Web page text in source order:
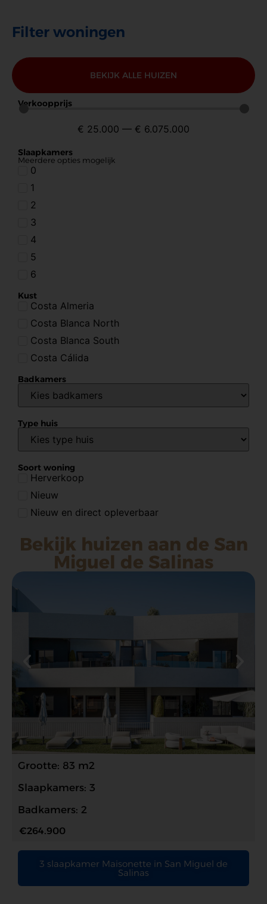
Filter woningen
BEKIJK ALLE HUIZEN
Verkoopprijs
€ 25.000 — € 6.075.000
Slaapkamers
Meerdere opties mogelijk
0
1
2
3
4
5
6
Kust
Costa Almeria
Costa Blanca North
Costa Blanca South
Costa Cálida
Badkamers
Type huis
Soort woning
Herverkoop
Nieuw
Nieuw en direct opleverbaar
Bekijk huizen aan de San
Miguel de Salinas
Grootte: 83 m2
Slaapkamers: 3
Badkamers: 2
€264.900
3 slaapkamer Maisonette in San Miguel de
Salinas